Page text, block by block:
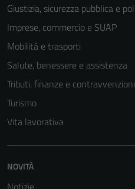
Giustizia, sicurezza pubblica e
Imprese, commercio e SUAP
Mobilità e trasporti
Salute, benessere e assistenza
Tributi, finanze e contravvenzioni
Turismo
Vita lavorativa
NOVITÀ